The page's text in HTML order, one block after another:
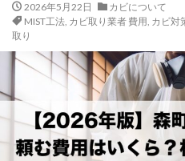
2026年5月22日
カビについて
MIST工法, カビ取り業者 費用, カビ対
取り